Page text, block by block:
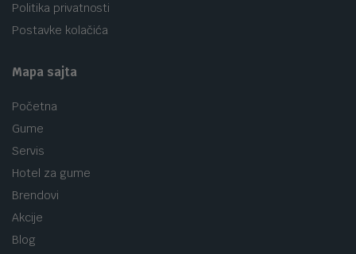
Politika privatnosti
Postavke kolačića
Mapa sajta
Početna
Gume
Servis
Hotel za gume
Brendovi
Akcije
Blog